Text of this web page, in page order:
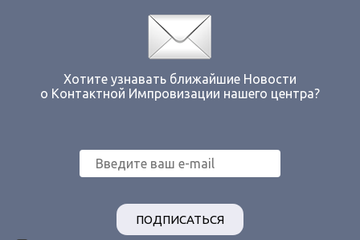
Хотите узнавать ближайшие Новости
о Контактной Импровизации нашего центра?
ПОДПИСАТЬСЯ